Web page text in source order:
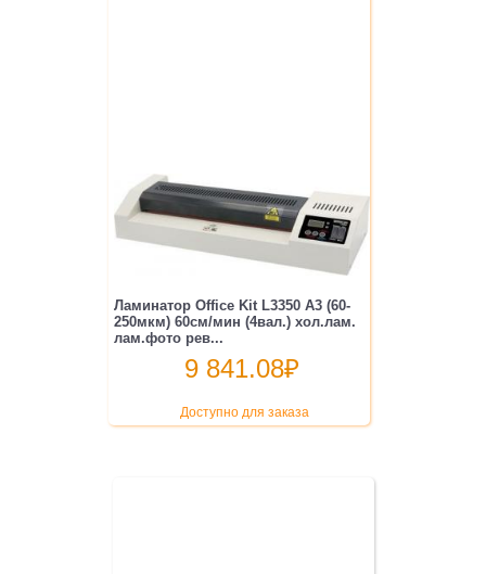
Ламинатор Office Kit L3350 A3 (60-
250мкм) 60см/мин (4вал.) хол.лам.
лам.фото рев...
9 841.08₽
Доступно для заказа